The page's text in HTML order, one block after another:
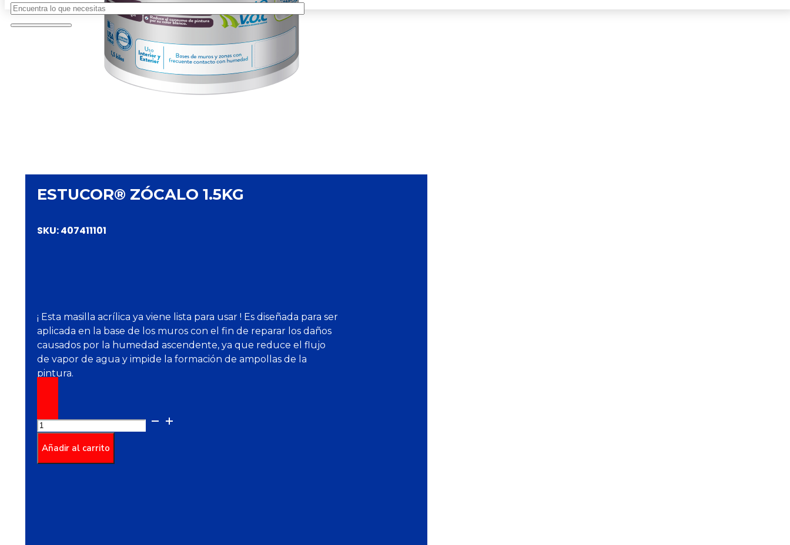
Buscar
ESTUCOR® ZÓCALO 1.5KG
SKU:407411101
¡ Esta masilla acrílica ya viene lista para usar ! Es diseñada para ser
aplicada en la base de los muros con el fin de reparar los daños
causados por la humedad ascendente, ya que reduce el flujo
de vapor de agua y impide la formación de ampollas de la
pintura.
ESTUCOR®
ZÓCALO
1.5KG
cantidad
Añadir al carrito